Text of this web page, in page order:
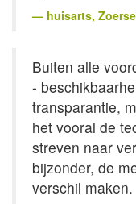
huisarts,
Buiten alle
-
transparantie,
het vooral de
streven naar
bijzonder, de
verschil maken.